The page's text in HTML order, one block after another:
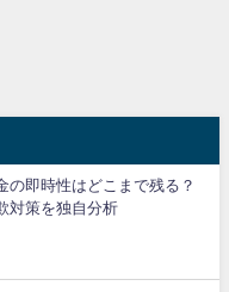
の即時性はどこまで残る？
対策を独自分析